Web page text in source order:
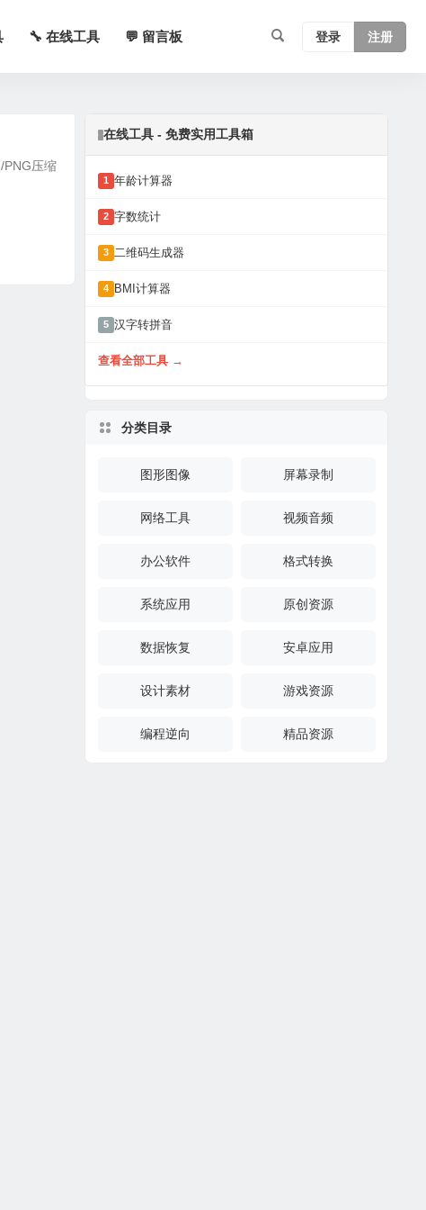
🔧 在线工具 💬 留言板 登录 注册
PNG压缩
在线工具 - 免费实用工具箱
1 年龄计算器
2 字数统计
3 二维码生成器
4 BMI计算器
5 汉字转拼音
查看全部工具 →
分类目录
图形图像 屏幕录制
网络工具 视频音频
办公软件 格式转换
系统应用 原创资源
数据恢复 安卓应用
设计素材 游戏资源
编程逆向 精品资源